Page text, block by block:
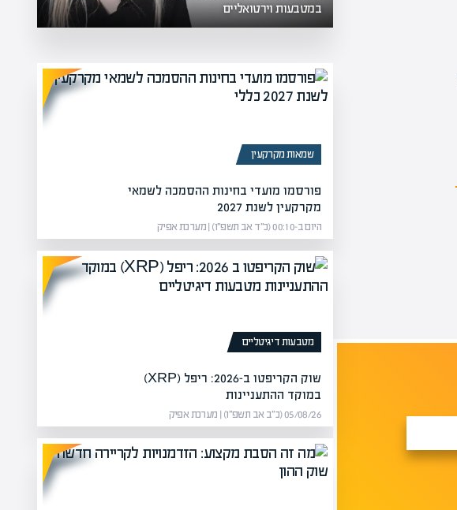
במטבעות וירטואליים
שמאות מקרקעין
פורסמו מועדי בחינות ההסמכה לשמאי
מקרקעין לשנת 2027
היום ב-00:10 (כ״ד אב תשפ״ו) | מערכת אפיק
מטבעות דיגיטליים
שוק הקריפטו ב-2026: ריפל (XRP)
במוקד ההתעניינות
05/08/26 (כ״ב אב תשפ״ו) | מערכת אפיק